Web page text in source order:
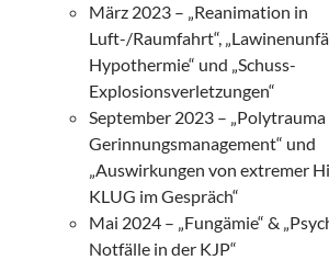
März 2023 – „Reanimation in
Luft-/Raumfahrt“,
Hypothermie“ und „Schuss-
Explosionsverletzungen“
September 2023 – „Polytrauma
Gerinnungsmanagement“ und
„Auswirkungen von extremer
KLUG im Gespräch“
Mai 2024 – „Fungämie“ &
Notfälle in der KJP“